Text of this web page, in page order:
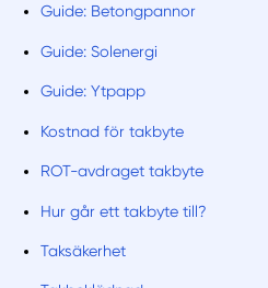
Guide: Betongpannor
Guide: Solenergi
Guide: Ytpapp
Kostnad för takbyte
ROT-avdraget takbyte
Hur går ett takbyte till?
Taksäkerhet